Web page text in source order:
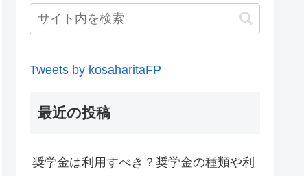
Tweets by kosaharitaFP
最近の投稿
奨学金は利用すべき？奨学金の種類や利